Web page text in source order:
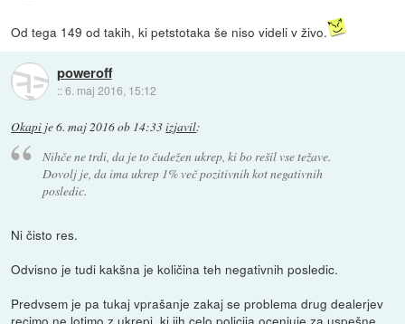
Od tega 149 od takih, ki petstotaka še niso videli v živo.
poweroff
::6. maj 2016, 15:12
Okapi je6. maj 2016 ob 14:33izjavil:
Nihče ne trdi, da je to čudežen ukrep, ki bo rešil vse težave.
Dovolj je, da ima ukrep 1% več pozitivnih kot negativnih
posledic.
Ni čisto res.
Odvisno je tudi kakšna je količina teh negativnih posledic.
Predvsem je pa tukaj vprašanje zakaj se problema drug dealerjev